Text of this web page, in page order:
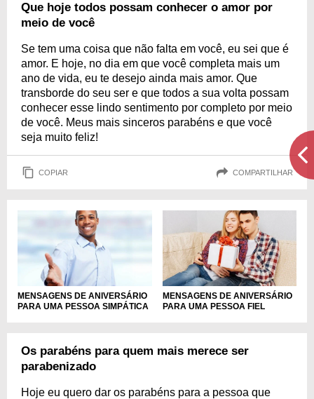
Que hoje todos possam conhecer o amor por
meio de você
Se tem uma coisa que não falta em você, eu sei que é
amor. E hoje, no dia em que você completa mais um
ano de vida, eu te desejo ainda mais amor. Que
transborde do seu ser e que todos a sua volta possam
conhecer esse lindo sentimento por completo por meio
de você. Meus mais sinceros parabéns e que você
seja muito feliz!
COPIAR COMPARTILHAR
MENSAGENS DE ANIVERSÁRIO
PARA UMA PESSOA SIMPÁTICA
MENSAGENS DE ANIVERSÁRIO
PARA UMA PESSOA FIEL
Os parabéns para quem mais merece ser
parabenizado
Hoje eu quero dar os parabéns para a pessoa que